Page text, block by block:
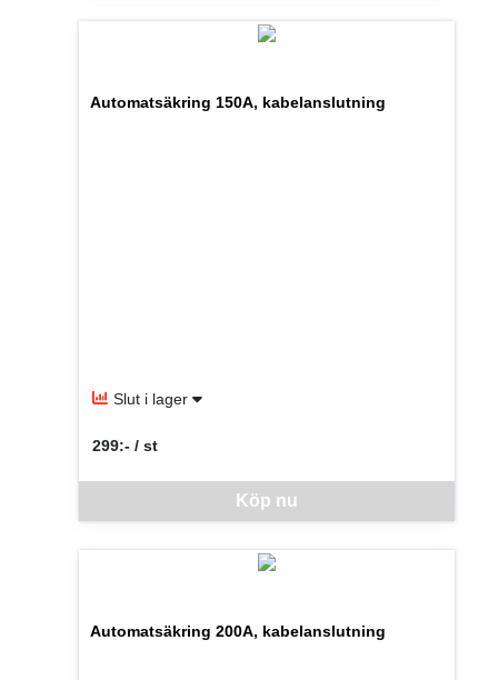
Automatsäkring 150A, kabelanslutning
Slut i lager
Denna vara går inte att beställa via webben just nu,
Köp nu
299:- / st
SEK per ST
Automatsäkring 200A, kabelanslutning